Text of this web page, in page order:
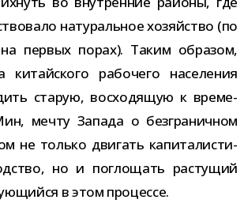
нату­раль­ное хозяй­ство (по
пер­вых порах). Таким обра­зом,
китай­ского рабо­чего насе­ле­ния
ста­рую, вос­хо­дя­щую к вре­ме­
мечту Запада о без­гра­нич­ном
не только дви­гать капи­та­ли­сти­
но и погло­щать рас­ту­щий
в этом процессе.